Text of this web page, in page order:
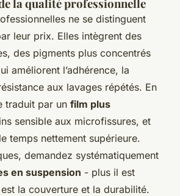
la qualité professionnelle
ne se distinguent
leur prix. Elles intègrent des
des pigments plus concentrés
améliorent l’adhérence, la
aux lavages répétés. En
traduit par un film plus
sensible aux microfissures, et
temps nettement supérieure.
demandez systématiquement
en suspension - plus il est
la couverture et la durabilité.